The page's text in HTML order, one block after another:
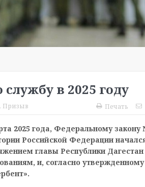
в 2025 году
, Призыв Печать
2025 года, Федеральному закону
Российской Федерации
главы Республики
и, согласно утвержденному